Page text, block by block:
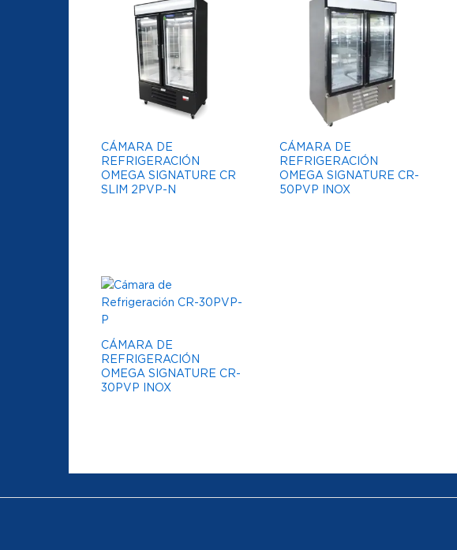
CÁMARA DE
REFRIGERACIÓN
OMEGA SIGNATURE CR
SLIM 2PVP-N
CÁMARA DE
REFRIGERACIÓN
OMEGA SIGNATURE CR-
50PVP INOX
CÁMARA DE
REFRIGERACIÓN
OMEGA SIGNATURE CR-
30PVP INOX